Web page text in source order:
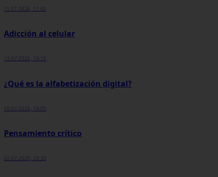
15-07-2026, 17:00
Adicción al celular
13-07-2026, 18:15
¿Qué es la alfabetización digital?
10-07-2026, 14:05
Pensamiento crítico
02-07-2026, 20:30